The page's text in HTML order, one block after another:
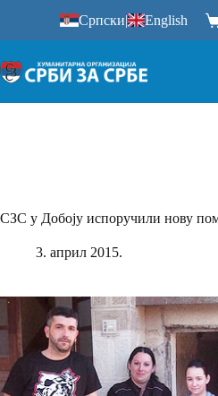
Српски| English
СЗС у Добоју испоручили нову
3. април 2015.